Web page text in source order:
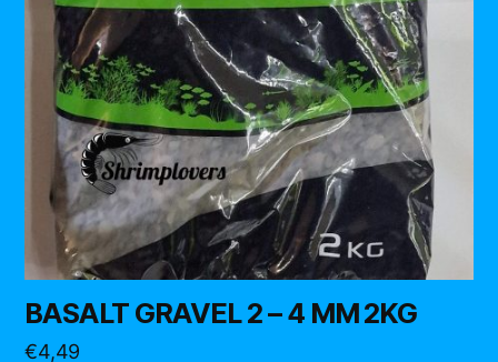
BASALT GRAVEL 2 – 4 MM 2KG
€4,49